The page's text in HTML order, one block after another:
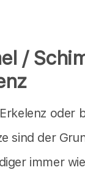
/
oder
sind der
immer